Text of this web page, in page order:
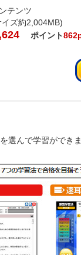
テンツ
ズ約2,004MB)
ポイント
選んで学習ができ